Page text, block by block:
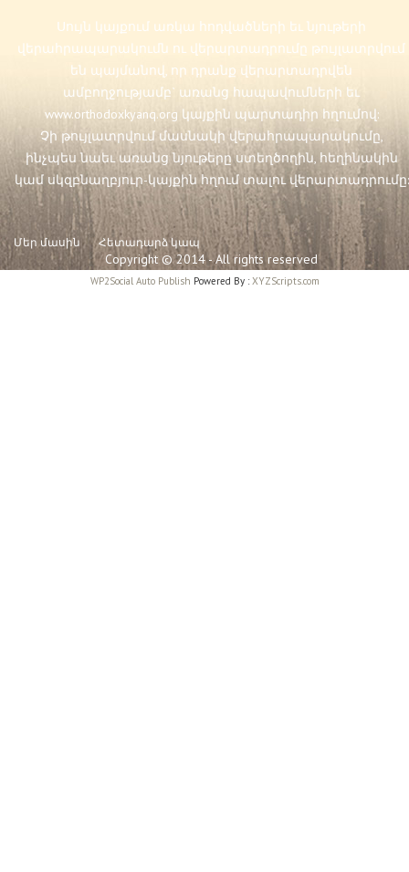
Սույն կայքում առկա հոդվածների եւ նյութերի
վերահրապարակումն ու վերարտադրումը թույլատրվում
են պայմանով, որ դրանք վերարտադրվեն
ամբողջությամբ` առանց հապավումների եւ
www.orthodoxkyanq.org կայքին պարտադիր հղումով:
Չի թույլատրվում մասնակի վերահրապարակումը,
ինչպես նաեւ առանց նյութերը ստեղծողին, հեղինակին
կամ սկզբնաղբյուր-կայքին հղում տալու վերարտադրումը:
Մեր մասին Հետադարձ կապ
Copyright © 2014 - All rights reserved
WP2Social Auto Publish Powered By :XYZScripts.com